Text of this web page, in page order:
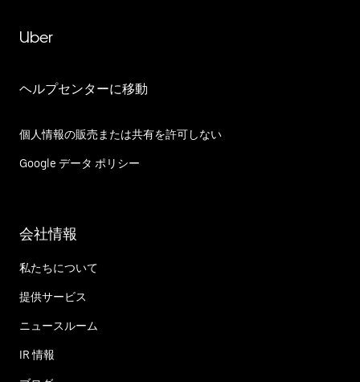
Uber
ヘルプセンターに移動
個人情報の販売または共有を許可しない
Google データ ポリシー
会社情報
私たちについて
提供サービス
ニュースルーム
IR 情報